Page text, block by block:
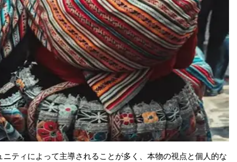
ティによって主導されることが多く、本物の視点と個人的な